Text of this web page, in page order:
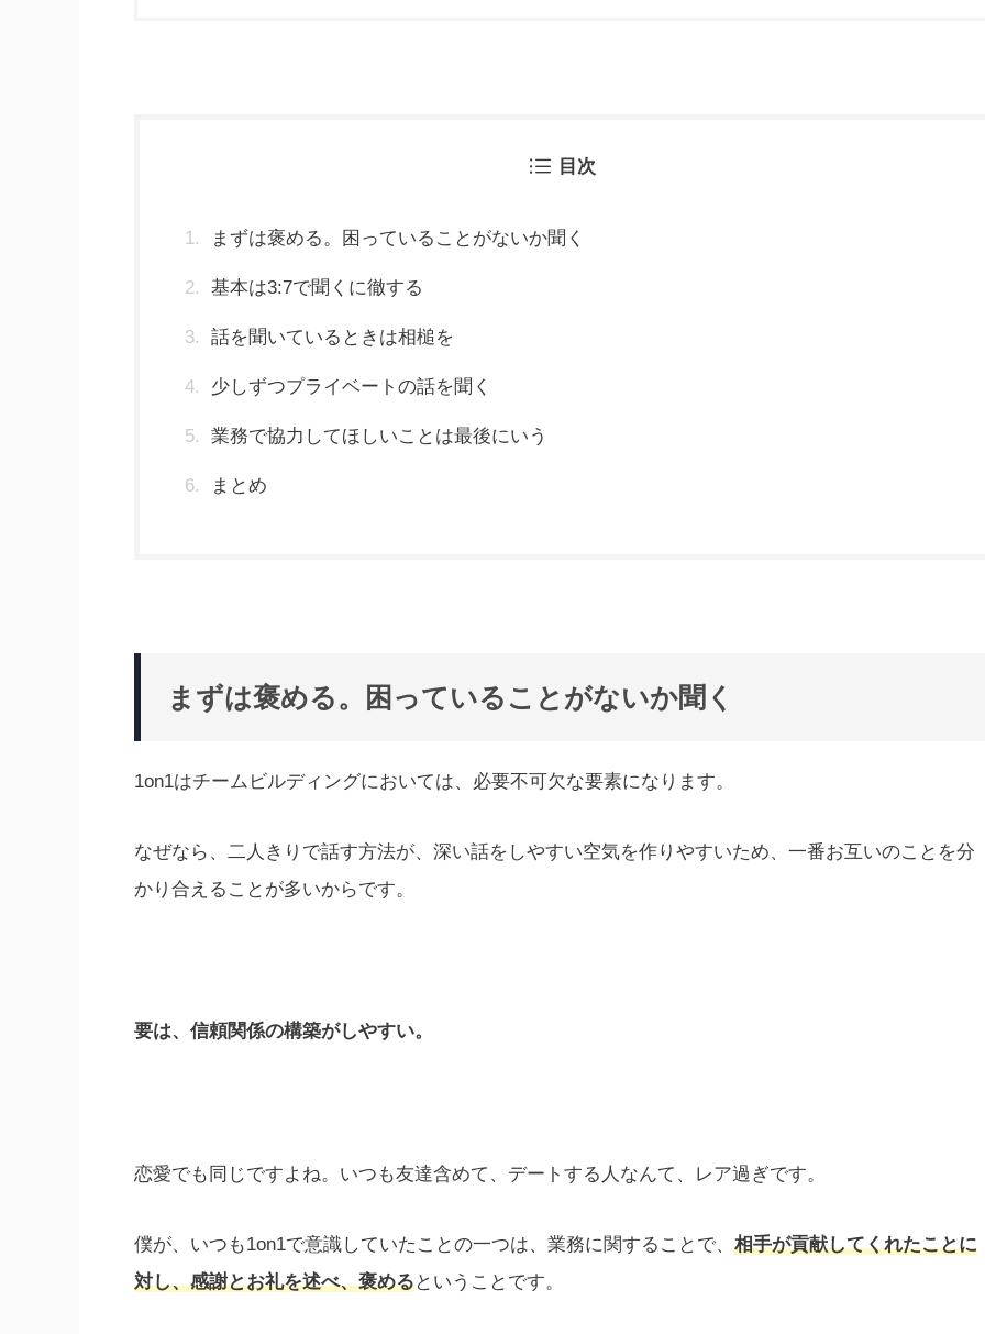
目次
まずは褒める。困っていることがないか聞く
基本は3:7で聞くに徹する
話を聞いているときは相槌を
少しずつプライベートの話を聞く
業務で協力してほしいことは最後にいう
まとめ
まずは褒める。困っていることがないか聞く
1on1はチームビルディングにおいては、必要不可欠な要素になります。
なぜなら、二人きりで話す方法が、深い話をしやすい空気を作りやすいため、一番お互いのことを分
かり合えることが多いからです。
要は、信頼関係の構築がしやすい。
恋愛でも同じですよね。いつも友達含めて、デートする人なんて、レア過ぎです。
僕が、いつも1on1で意識していたことの一つは、業務に関することで、 相手が貢献してくれたことに
対し、感謝とお礼を述べ、褒めるということです。